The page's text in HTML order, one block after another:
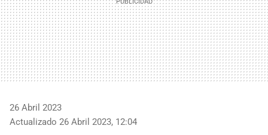
26 Abril 2023
Actualizado 26 Abril 2023, 12:04